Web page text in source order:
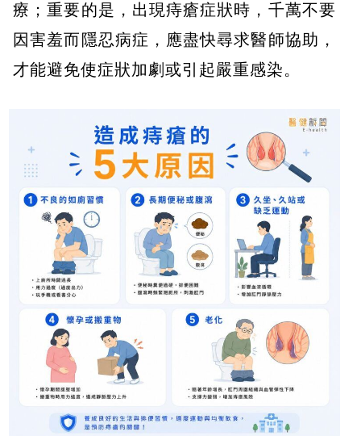
療；重要的是，出現痔瘡症狀時，千萬不要
因害羞而隱忍病症，應盡快尋求醫師協助，
才能避免使症狀加劇或引起嚴重感染。